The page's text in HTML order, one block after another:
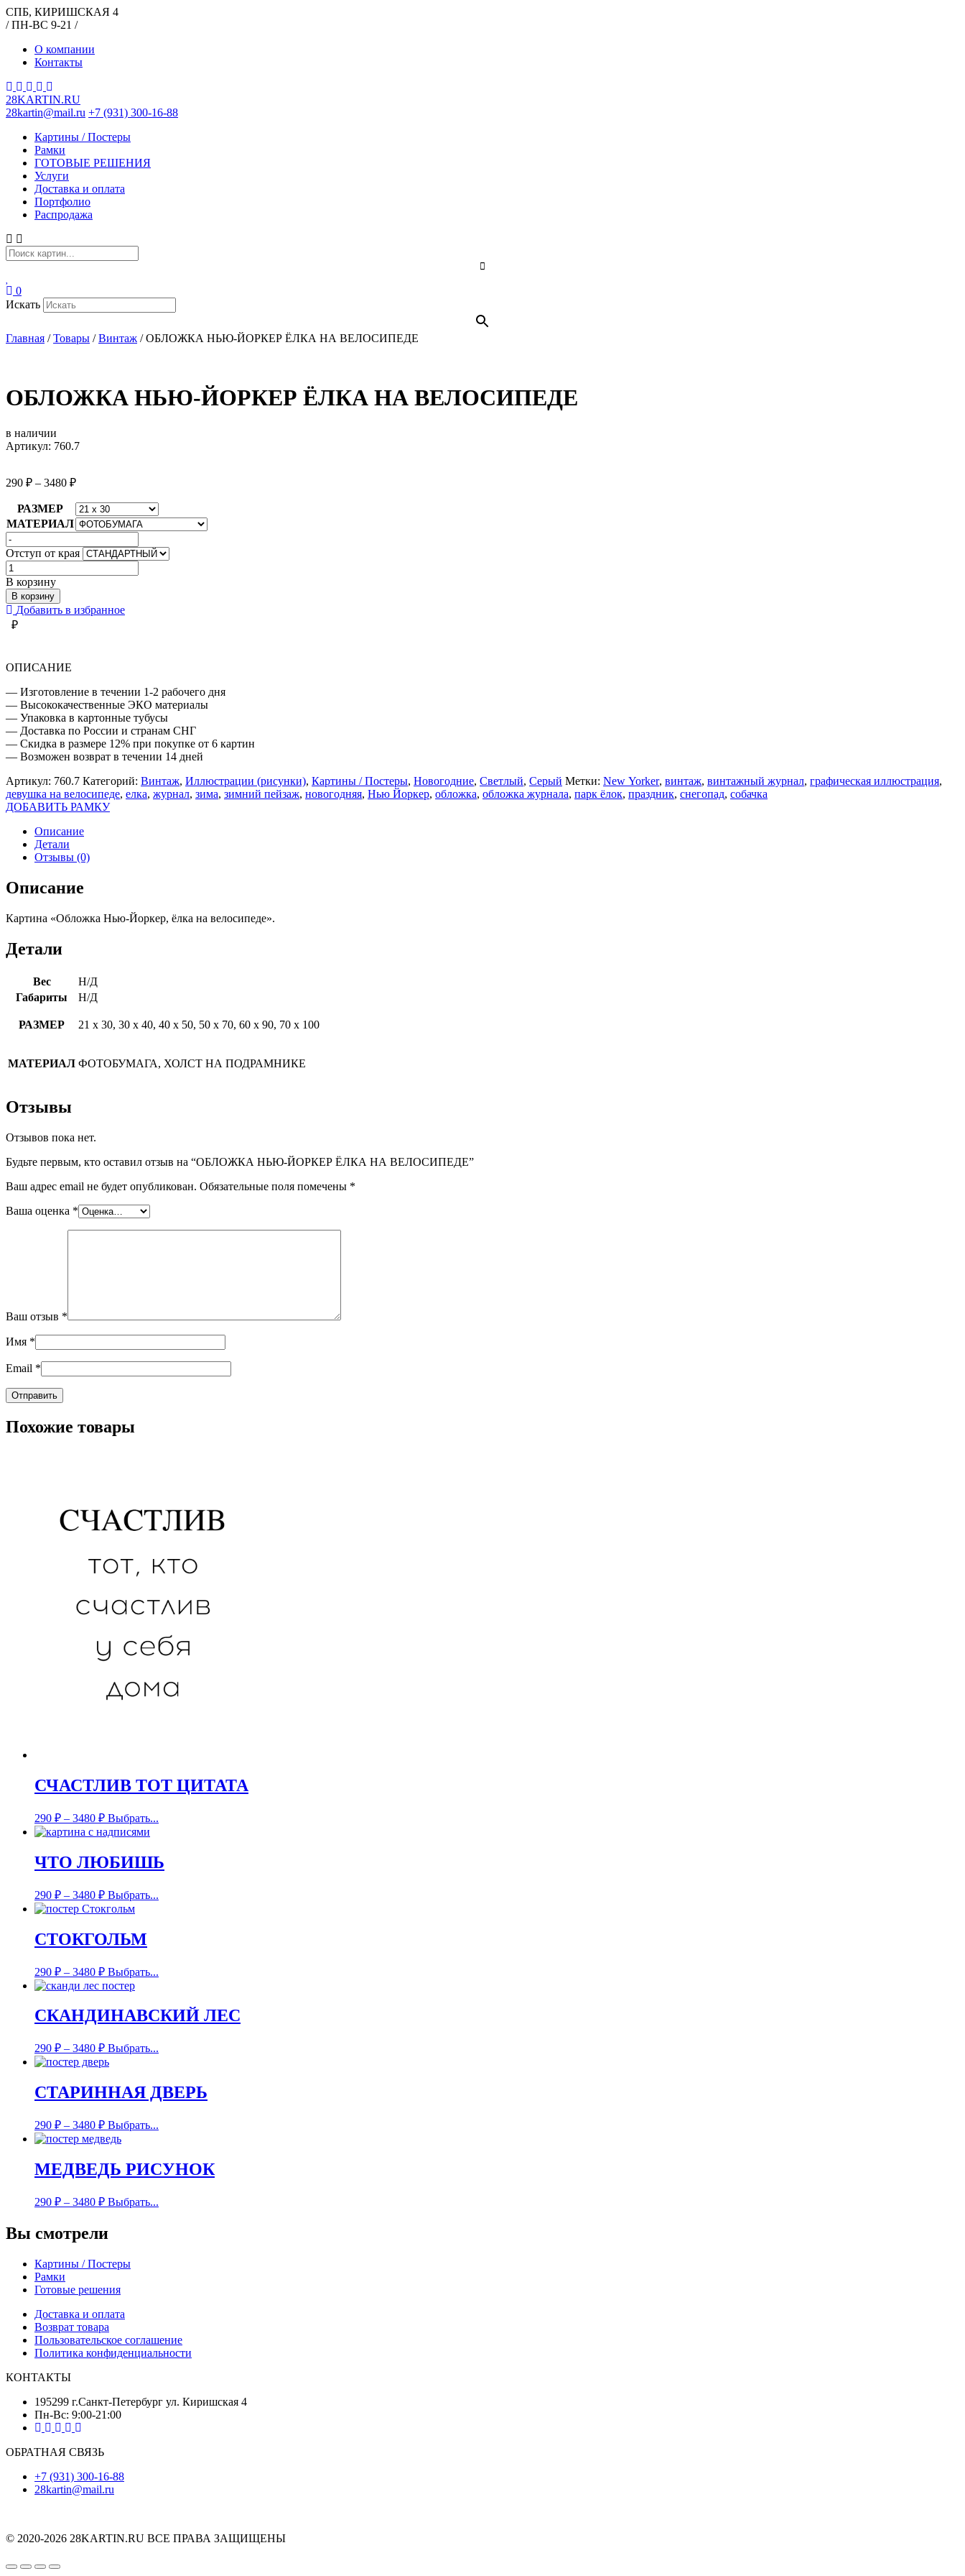
СПБ, КИРИШСКАЯ 4
/ ПН-ВС 9-21 /
О компании
Контакты
28KARTIN.RU
28kartin@mail.ru +7 (931) 300-16-88
Картины / Постеры
Рамки
ГОТОВЫЕ РЕШЕНИЯ
Услуги
Доставка и оплата
Портфолио
Распродажа
0
Искать
Главная /Товары /Винтаж /ОБЛОЖКА НЬЮ-ЙОРКЕР ЁЛКА НА ВЕЛОСИПЕДЕ
ОБЛОЖКА НЬЮ-ЙОРКЕР ЁЛКА НА ВЕЛОСИПЕДЕ
в наличии
Артикул: 760.7
290 ₽ – 3480 ₽
РАЗМЕР
МАТЕРИАЛ
Отступ от края
Количество
товара
ОБЛОЖКА
НЬЮ-
ЙОРКЕР
ЁЛКА
В корзину
В корзину
Добавить в избранное
₽
ОПИСАНИЕ
— Изготовление в течении 1-2 рабочего дня
— Высококачественные ЭКО материалы
— Упаковка в картонные тубусы
— Доставка по России и странам СНГ
— Скидка в размере 12% при покупке от 6 картин
— Возможен возврат в течении 14 дней
Артикул: 760.7 Категорий: Винтаж, Иллюстрации (рисунки), Картины / Постеры, Новогодние, Светлый, Серый Метки: New Yorker, винтаж, винтажный журнал, графическая иллюстрация,
девушка на велосипеде, елка, журнал, зима, зимний пейзаж, новогодняя, Нью Йоркер, обложка, обложка журнала, парк ёлок, праздник, снегопад, собачка
ДОБАВИТЬ РАМКУ
Описание
Детали
Отзывы (0)
Описание
Картина «Обложка Нью-Йоркер, ёлка на велосипеде».
Детали
Вес
Н/Д
Габариты
Н/Д
РАЗМЕР 21 х 30, 30 х 40, 40 х 50, 50 х 70, 60 х 90, 70 х 100
МАТЕРИАЛ ФОТОБУМАГА, ХОЛСТ НА ПОДРАМНИКЕ
Отзывы
Отзывов пока нет.
Будьте первым, кто оставил отзыв на “ОБЛОЖКА НЬЮ-ЙОРКЕР ЁЛКА НА ВЕЛОСИПЕДЕ”
Ваш адрес email не будет опубликован. Обязательные поля помечены *
Ваша оценка *
Ваш отзыв *
Имя *
Email *
Похожие товары
СЧАСТЛИВ ТОТ ЦИТАТА
290 ₽ – 3480 ₽ Выбрать...
ЧТО ЛЮБИШЬ
290 ₽ – 3480 ₽ Выбрать...
СТОКГОЛЬМ
290 ₽ – 3480 ₽ Выбрать...
СКАНДИНАВСКИЙ ЛЕС
290 ₽ – 3480 ₽ Выбрать...
СТАРИННАЯ ДВЕРЬ
290 ₽ – 3480 ₽ Выбрать...
МЕДВЕДЬ РИСУНОК
290 ₽ – 3480 ₽ Выбрать...
Вы смотрели
Картины / Постеры
Рамки
Готовые решения
Доставка и оплата
Возврат товара
Пользовательское соглашение
Политика конфиденциальности
КОНТАКТЫ
195299 г.Санкт-Петербург ул. Киришская 4
Пн-Вс: 9:00-21:00
ОБРАТНАЯ СВЯЗЬ
+7 (931) 300-16-88
28kartin@mail.ru
© 2020-2026 28KARTIN.RU ВСЕ ПРАВА ЗАЩИЩЕНЫ